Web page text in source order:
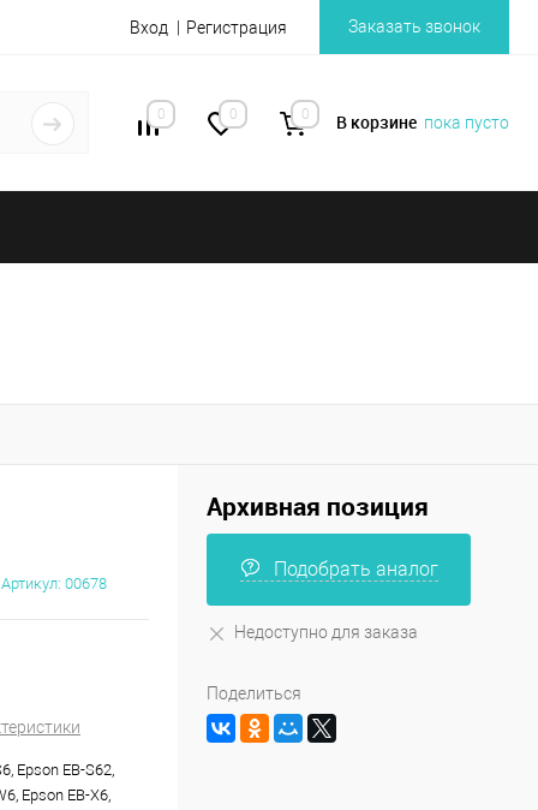
Вход Регистрация Заказать звонок
0 0 0 В корзине пока пусто
Артикул: 00678
Epson EB-S62,
Epson EB-X6,
Архивная позиция
Подобрать аналог
Недоступно для заказа
Поделиться